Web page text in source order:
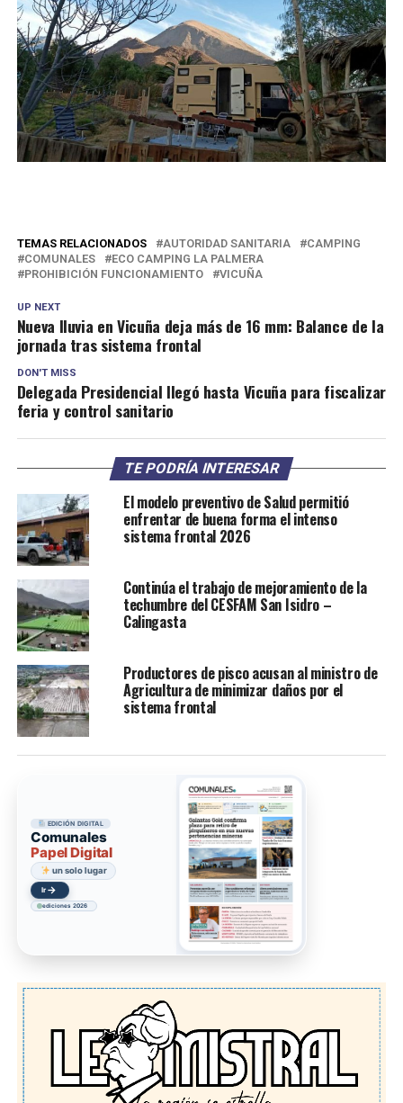
TEMAS RELACIONADOS AUTORIDAD SANITARIA
CAMPING
COMUNALES
ECO CAMPING LA PALMERA
PROHIBICIÓN FUNCIONAMIENTO
VICUÑA
UP NEXT
Nueva lluvia en Vicuña deja más de 16 mm: Balance de la
jornada tras sistema frontal
DON'T MISS
Delegada Presidencial llegó hasta Vicuña para fiscalizar
feria y control sanitario
TE PODRÍA INTERESAR
El modelo preventivo de Salud permitió
enfrentar de buena forma el intenso
sistema frontal 2026
Continúa el trabajo de mejoramiento de la
techumbre del CESFAM San Isidro –
Calingasta
Productores de pisco acusan al ministro de
Agricultura de minimizar daños por el
sistema frontal
EDICIÓN DIGITAL
Comunales
Papel Digital
un solo lugar
Ir →
ediciones 2026